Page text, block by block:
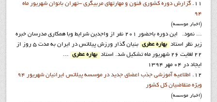
11.
گزارش دوره کشوري فنون و مهارتهاي مربيگري -تهران بانوان شهريور ماه
94
(اخبار موسسه)
... نمود. اين دوره باحضور 201 نفر از واجدين شرايط وبا همکاري مدرسان خبره
زير نظر استاد
بهاره عطري
بنيان گذار ورزش پيلاتس در ايران به مدت 5 روز از
22 لغايت 26 شهريور ماه تشکيل شد. استاد
بهاره عطري
...
ایجاد در 04 مهر 1394
12.
اطلاعيه آموزشي جذب اعضاي جديد در موسسه پيلاتس ايرانيان شهريور 94
ويژه متقاضيان کل کشور
(اخبار موسسه)